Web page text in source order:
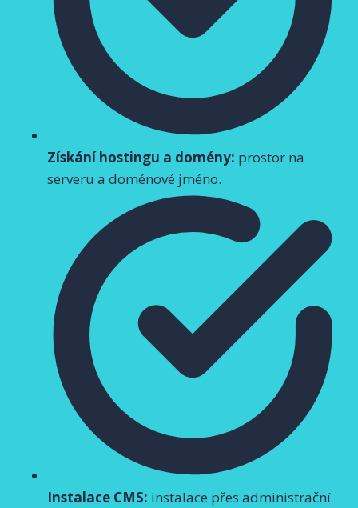
Získání hostingu a domény: prostor na
serveru a doménové jméno.
Instalace CMS: instalace přes administrační